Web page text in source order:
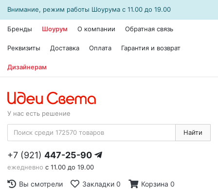
Внимание, режим работы Шоурума с 11.00 до 19.00
Бренды Шоурум О компании Обратная связь
Реквизиты Доставка Оплата Гарантия и возврат
Дизайнерам
У нас есть решение
Найти
+7 (921) 447-25-90
ежедневно с 11.00 до 19.00
Вы смотрели Закладки 0 Корзина 0